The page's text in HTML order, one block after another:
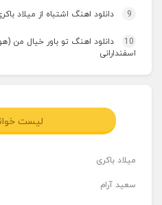
9 دانلود اهنگ اشتباه از میلاد
10
دانلود اهنگ تو باور خیال من
اسفندارانی
لیست
میلاد باکری
سعید آرام